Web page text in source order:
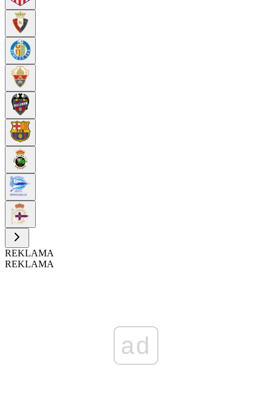
REKLAMA
REKLAMA
ad